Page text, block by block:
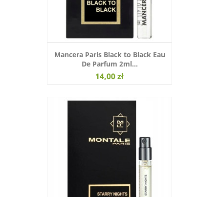
Mancera Paris Black to Black Eau
De Parfum 2ml...
14,00 zł